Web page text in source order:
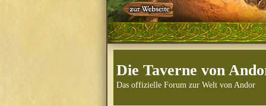
Die Taverne von
Das offizielle Forum zur Welt von Andor